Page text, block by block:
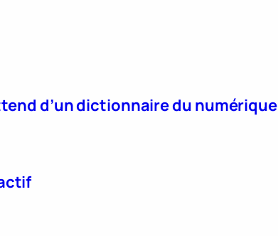
d’un dictionnaire du numérique